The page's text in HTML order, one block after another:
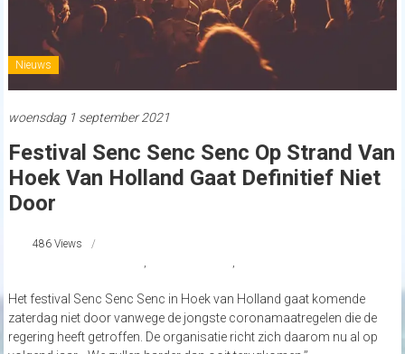
Nieuws
woensdag 1 september 2021
Festival Senc Senc Senc Op Strand Van
Hoek Van Holland Gaat Definitief Niet
Door
486 Views
, ,
Het festival Senc Senc Senc in Hoek van Holland gaat komende
zaterdag niet door vanwege de jongste coronamaatregelen die de
regering heeft getroffen. De organisatie richt zich daarom nu al op